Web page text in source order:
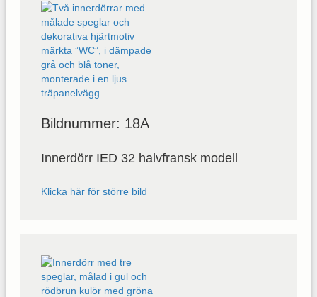
Bildnummer: 18A
Innerdörr IED 32 halvfransk modell
Klicka här för större bild